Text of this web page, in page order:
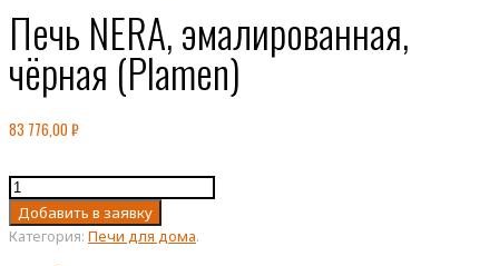
Печь NERA, эмалированная,
чёрная (Plamen)
83 776,00 ₽
Количество
товара
Печь
NERA,
Добавить в заявку
Категория: Печи для дома.